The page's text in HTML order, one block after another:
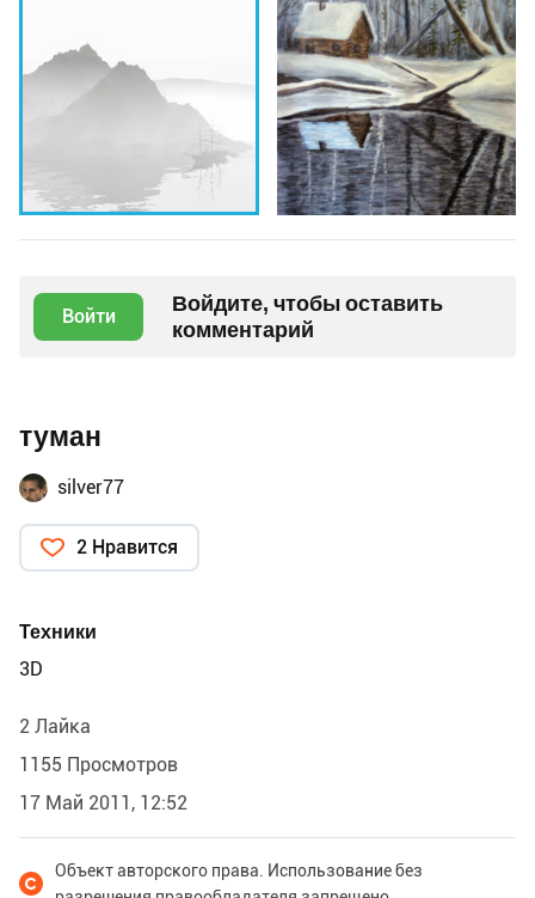
Войти
Войдите, чтобы оставить
комментарий
туман
silver77
2 Нравится
Техники
3D
2 Лайка
1155 Просмотров
17 Май 2011, 12:52
Объект авторского права. Использование без